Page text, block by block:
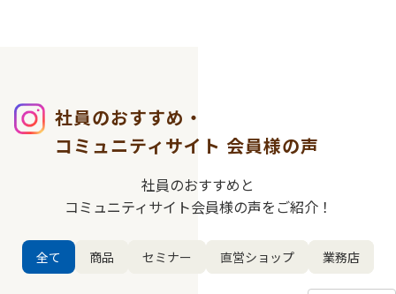
社員のおすすめ・
コミュニティサイト 会員様の声
社員のおすすめと
コミュニティサイト会員様の声をご紹介！
全て 商品 セミナー 直営ショップ 業務店